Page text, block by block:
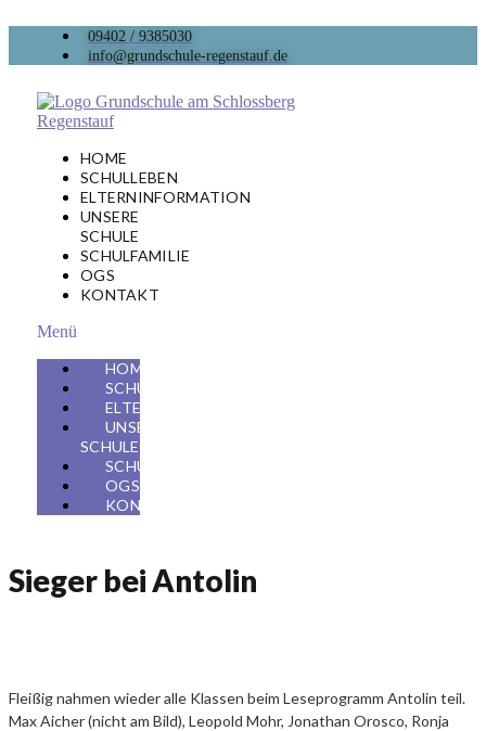
09402 / 9385030
info@grundschule-regenstauf.de
HOME
SCHULLEBEN
ELTERNINFORMATION
UNSERE
SCHULE
SCHULFAMILIE
OGS
KONTAKT
Menü
HOME
SCHULLEBEN
ELTERNINFORMATION
UNSERE
SCHULE
SCHULFAMILIE
OGS
KONTAKT
Sieger bei Antolin
Fleißig nahmen wieder alle Klassen beim Leseprogramm Antolin teil.
Max Aicher (nicht am Bild), Leopold Mohr, Jonathan Orosco, Ronja